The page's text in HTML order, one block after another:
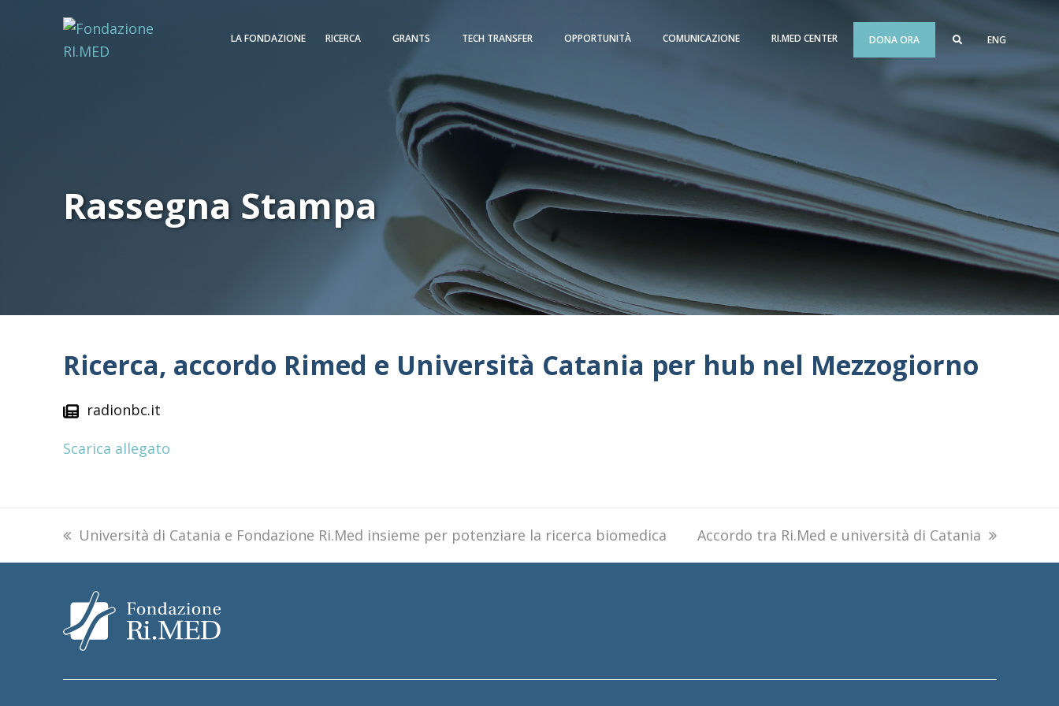
LA FONDAZIONE RICERCA GRANTS TECH TRANSFER OPPORTUNITÀ COMUNICAZIONE RI.MED CENTER DONA ORA ENG
Rassegna Stampa
Ricerca, accordo Rimed e Università Catania per hub nel Mezzogiorno
radionbc.it
Scarica allegato
previous
post:
Università di Catania e Fondazione Ri.Med insieme per potenziare la ricerca biomedica
next
post:
Accordo tra Ri.Med e università di Catania